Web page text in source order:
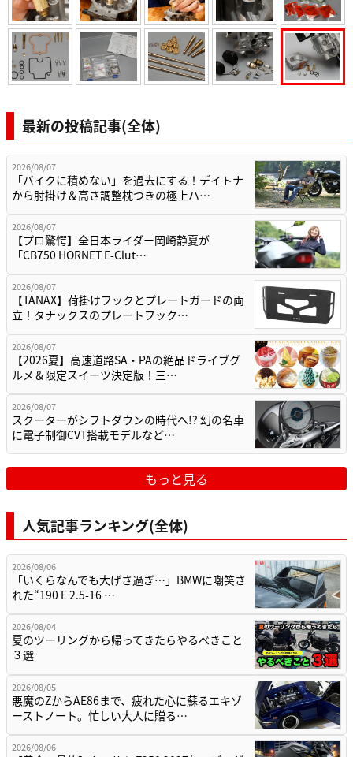
最新の投稿記事(全体)
2026/08/07
「バイクに積めない」を過去にする！デイトナ
から肘掛け＆高さ調整枕つきの極上ハ…
2026/08/07
【プロ驚愕】全日本ライダー岡崎静夏が
「CB750 HORNET E-Clut…
2026/08/07
【TANAX】荷掛けフックとプレートガードの両
立！タナックスのプレートフック…
2026/08/07
【2026夏】高速道路SA・PAの絶品ドライブグ
ルメ＆限定スイーツ決定版！三…
2026/08/07
スクーターがシフトダウンの時代へ!? 幻の名車
に電子制御CVT搭載モデルなど…
もっと見る
人気記事ランキング(全体)
2026/08/06
「いくらなんでも大げさ過ぎ…」BMWに嘲笑さ
れた“190 E 2.5-16 …
2026/08/04
夏のツーリングから帰ってきたらやるべきこと
３選
2026/08/05
悪魔のZからAE86まで、疲れた心に蘇るエキゾ
ーストノート。忙しい大人に贈る…
2026/08/06